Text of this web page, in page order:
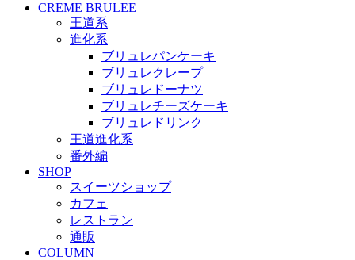
CREME BRULEE
王道系
進化系
ブリュレパンケーキ
ブリュレクレープ
ブリュレドーナツ
ブリュレチーズケーキ
ブリュレドリンク
王道進化系
番外編
SHOP
スイーツショップ
カフェ
レストラン
通販
COLUMN